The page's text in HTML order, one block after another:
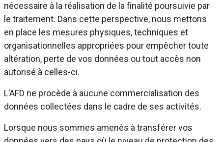
nécessaire à la réalisation de la finalité poursuivie par
le traitement. Dans cette perspective, nous mettons
en place les mesures physiques, techniques et
organisationnelles appropriées pour empêcher toute
altération, perte de vos données ou tout accès non
autorisé à celles-ci.
L’AFD ne procède à aucune commercialisation des
données collectées dans le cadre de ses activités.
Lorsque nous sommes amenés à transférer vos